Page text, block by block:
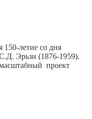
150-летие со дня
Эрьзи (1876-1959).
масштабный проект